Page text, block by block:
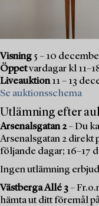
Visning 5 – 10
Öppetvardagar kl
Liveauktion11 – 13
Se auktionsschema
Utlämning efter
Arsenalsgatan 2– Du
Arsenalsgatan 2 direkt
följande dagar; 16–17
Ingen utlämning
Västberga Allé 3–
hämta ut ditt föremål